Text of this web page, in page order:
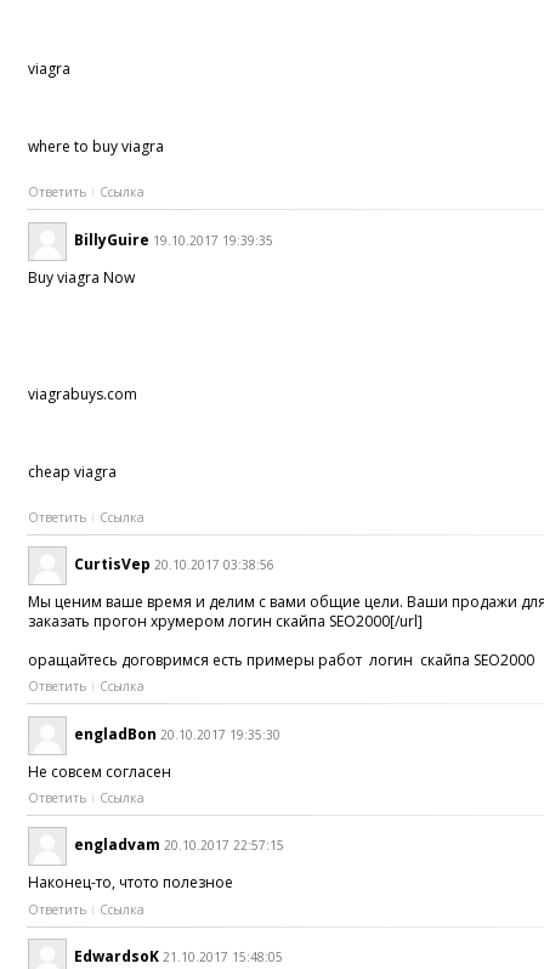
viagra
where to buy viagra
Ответить Ссылка
BillyGuire 19.10.2017 19:39:35
Buy viagra Now
viagrabuys.com
cheap viagra
Ответить Ссылка
CurtisVep 20.10.2017 03:38:56
Мы ценим ваше время и делим с вами общие цели. Ваши продажи
заказать прогон хрумером логин скайпа SEO2000[/url]
оращайтесь договримся есть примеры работ логин скайпа SEO2000
Ответить Ссылка
engladBon 20.10.2017 19:35:30
Не совсем согласен
Ответить Ссылка
engladvam 20.10.2017 22:57:15
Наконец-то, чтото полезное
Ответить Ссылка
EdwardsoK 21.10.2017 15:48:05